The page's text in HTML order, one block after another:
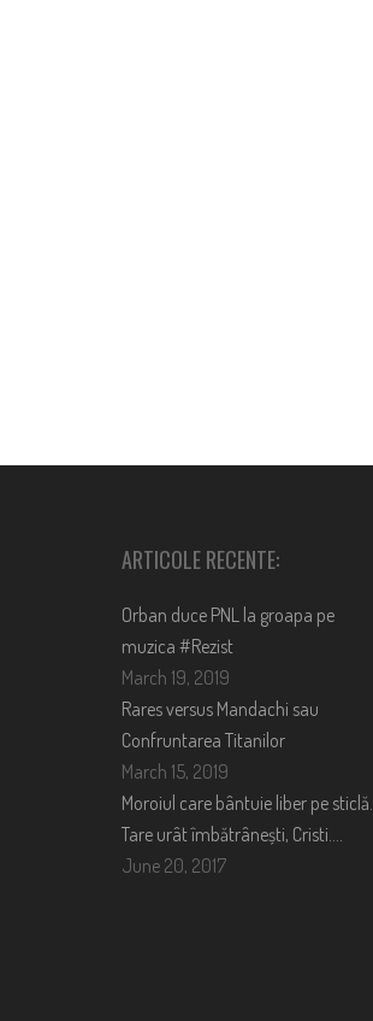
ARTICOLE RECENTE:
Orban duce PNL la groapa pe
muzica #Rezist
March 19, 2019
Rares versus Mandachi sau
Confruntarea Titanilor
March 15, 2019
Moroiul care bântuie liber pe sticlă.
Tare urât îmbătrânești, Cristi….
June 20, 2017